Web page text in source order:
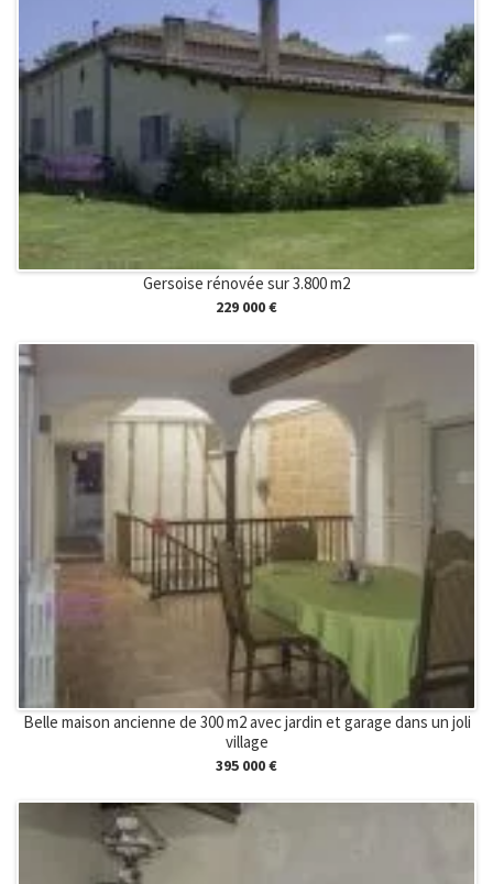
Gersoise rénovée sur 3.800 m2
229 000 €
Belle maison ancienne de 300 m2 avec jardin et garage dans un joli
village
395 000 €